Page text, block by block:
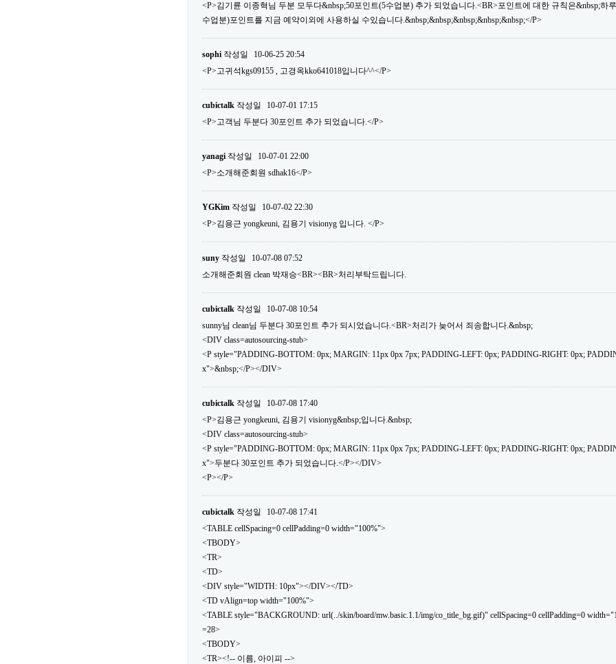
<P>김기륜 이종혁님 두분 모두다&nbsp;50포인트(5수업분) 추가 되었습니다.<BR>포인트에 대한 규칙은&nbsp;하
수업분)포인트를 지금 예약이외에 사용하실 수있습니다.&nbsp;&nbsp;&nbsp;&nbsp;&nbsp;</P>
sophi 작성일
10-06-25 20:54
<P>고귀석kgs09155 , 고경옥kko641018입니다^^</P>
cubictalk 작성일
10-07-01 17:15
<P>고객님 두분다 30포인트 추가 되었습니다.</P>
yanagi 작성일
10-07-01 22:00
<P>소개해준회원 sdhak16</P>
YGKim 작성일
10-07-02 22:30
<P>김용근 yongkeuni, 김용기 visionyg 입니다. </P>
suny 작성일
10-07-08 07:52
소개해준회원 clean 박재승<BR><BR>처리부탁드립니다.
cubictalk 작성일
10-07-08 10:54
sunny님 clean님 두분다 30포인트 추가 되시었습니다.<BR>처리가 늦어서 죄송합니다.&nbsp;
<DIV class=autosourcing-stub>
<P style="PADDING-BOTTOM: 0px; MARGIN: 11px 0px 7px; PADDING-LEFT: 0px; PADDING-RIGHT: 0px;
x">&nbsp;</P></DIV>
cubictalk 작성일
10-07-08 17:40
<P>김용근 yongkeuni, 김용기 visionyg&nbsp;입니다.&nbsp;
<DIV class=autosourcing-stub>
<P style="PADDING-BOTTOM: 0px; MARGIN: 11px 0px 7px; PADDING-LEFT: 0px; PADDING-RIGHT: 0px;
x">두분다 30포인트 추가 되었습니다.</P></DIV>
<P></P>
cubictalk 작성일
10-07-08 17:41
<TABLE cellSpacing=0 cellPadding=0 width="100%">
<TBODY>
<TR>
<TD>
<DIV style="WIDTH: 10px"></DIV></TD>
<TD vAlign=top width="100%">
<TABLE style="BACKGROUND: url(../skin/board/mw.basic.1.1/img/co_title_bg.gif)" cellSpacing=0 cellPadding=0
=28>
<TBODY>
<TR><!-- 이름, 아이피 -->